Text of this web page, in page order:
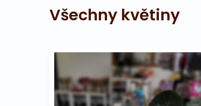
Všechny květiny